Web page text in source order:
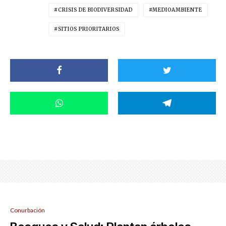
CRISIS DE BIODIVERSIDAD MEDIOAMBIENTE
SITIOS PRIORITARIOS
Conurbación